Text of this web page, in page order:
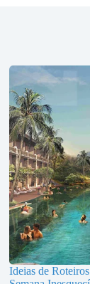
Ideias de